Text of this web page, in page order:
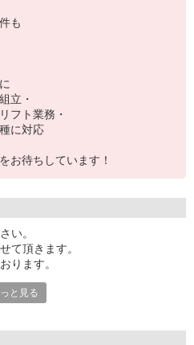
も
立・
フト業務・
に対応
お待ちしています！
い。
て頂きます。
ります。
と見る